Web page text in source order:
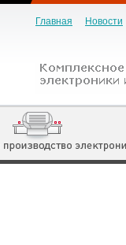
Главная Новости